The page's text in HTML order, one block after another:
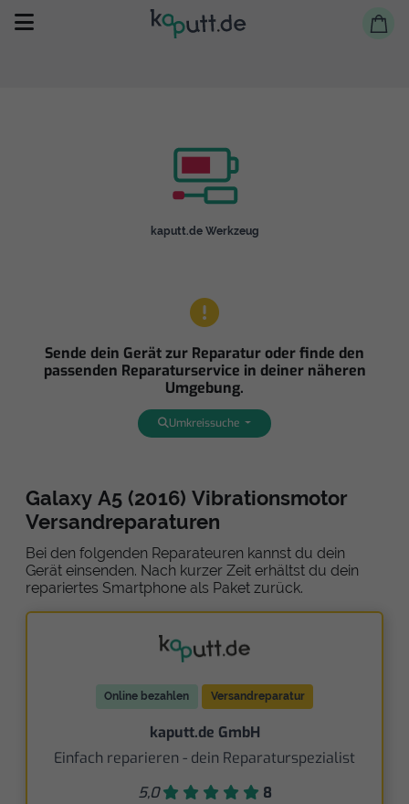
Selbst reparieren
kaputt.de Werkzeug
Sende dein Gerät zur Reparatur oder finde den
passenden Reparaturservice in deiner näheren
Umgebung.
Umkreissuche
Galaxy A5 (2016) Vibrationsmotor
Versandreparaturen
Bei den folgenden Reparateuren kannst du dein
Gerät einsenden. Nach kurzer Zeit erhältst du dein
repariertes Smartphone als Paket zurück.
Online bezahlen Versandreparatur
kaputt.de GmbH
Einfach reparieren - dein Reparaturspezialist
5,0
8